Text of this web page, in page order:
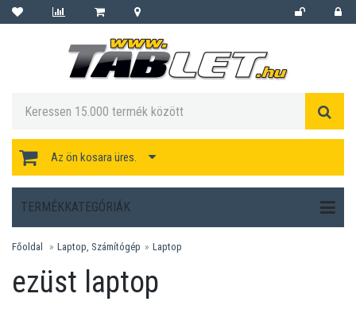
Az ön kosara üres.
TERMÉKKATEGÓRIÁK
Főoldal Laptop, Számítógép Laptop
ezüst laptop